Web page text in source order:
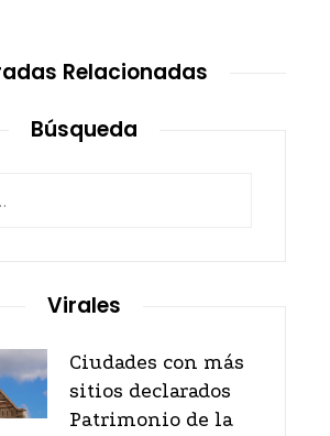
Relacionadas
Búsqueda
Virales
Ciudades con más
sitios declarados
Patrimonio de la